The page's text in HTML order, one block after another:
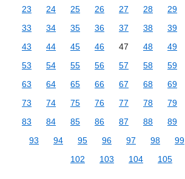
23
24 25 26 27 28 29
33
34 35 36 37 38 39
43
44 45 46 47 48 49
53
54 55 56 57 58 59
63
64 65 66 67 68 69
73
74 75 76 77 78 79
83
84 85 86 87 88 89
93
94 95 96 97 98 99
102
103 104 105